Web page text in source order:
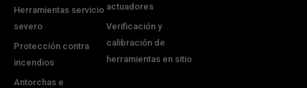
Herramientas servicio
severo
Protección contra
incendios
Antorchas e
actuadores
Verificación y
calibración de
herramientas en sitio